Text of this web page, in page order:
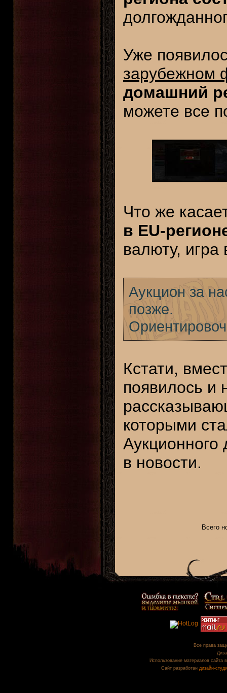
Уже
зарубежном
домашний
можете все
Что же
в EU-
валюту,
Аукцион за
позже.
Кстати,
появилось и
которыми
в новости.
Всего
Все права
Использование материалов сайта
Сайт разработан дизайн-